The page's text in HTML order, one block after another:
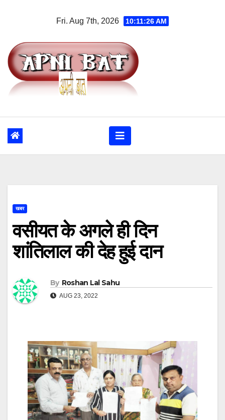
Fri. Aug 7th, 2026 10:11:26 AM
खबर
वसीयत के अगले ही दिन
शांतिलाल की देह हुई दान
By Roshan Lal Sahu
AUG 23, 2022